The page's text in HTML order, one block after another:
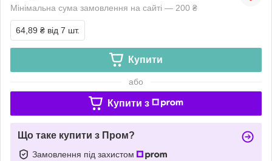
Мінімальна сума замовлення на сайті — 200 ₴
64,89 ₴ від 7 шт.
Купити
або
Купити з
Що таке купити з Пром?
Замовлення під захистом